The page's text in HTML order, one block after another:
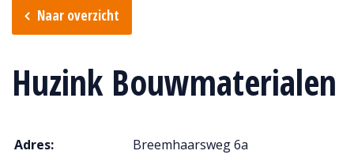
Naar overzicht
Huzink Bouwmaterialen
Adres:
Breemhaarsweg 6a